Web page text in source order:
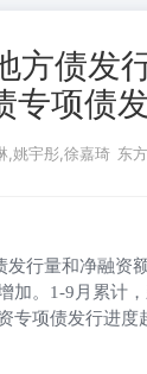
方债发
专项债
,姚宇彤,徐嘉琦 东
发行量和净融资
加。1-9月累计
专项债发行进度